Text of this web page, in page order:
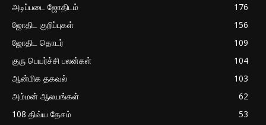
அடிப்படை ஜோதிடம்
176
ஜோதிட குறிப்புகள்
156
ஜோதிட தொடர்
109
குரு பெயர்ச்சி பலன்கள்
104
ஆன்மிக தகவல்
103
அம்மன் ஆலயங்கள்
62
108 திவ்ய தேசம்
53